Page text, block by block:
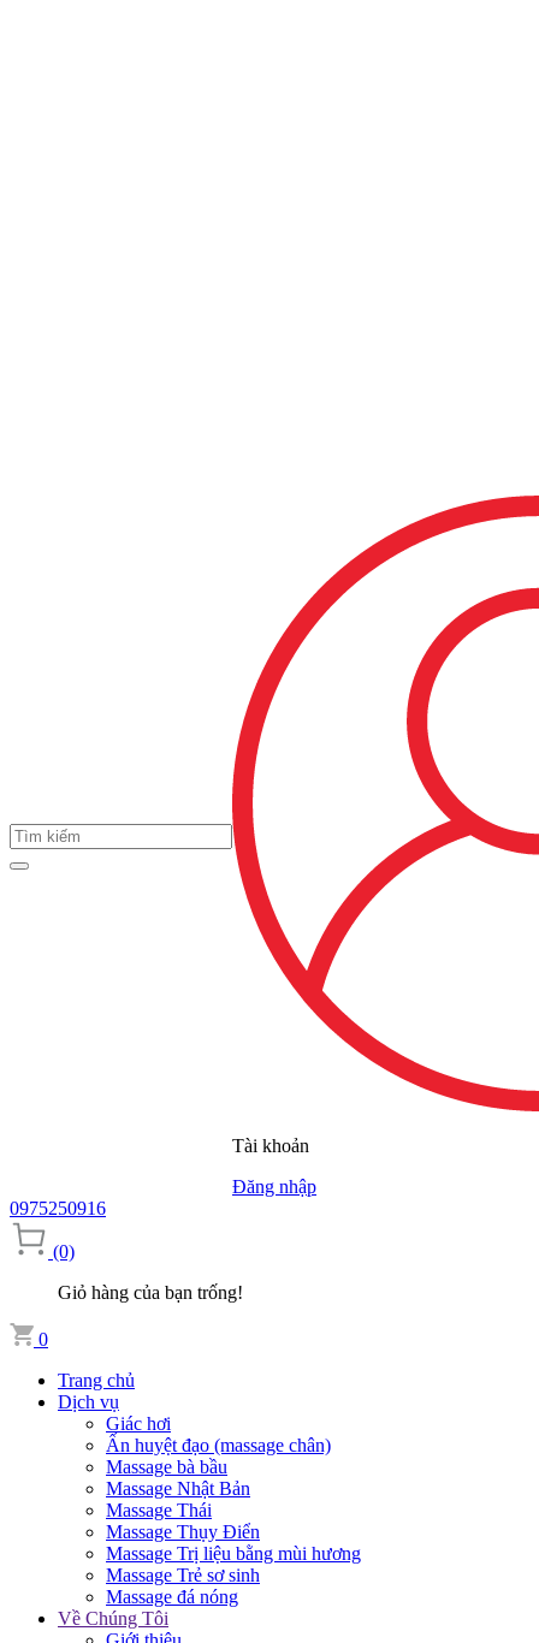
Tài khoản
Đăng nhập
0975250916
(0)
Giỏ hàng của bạn trống!
0
Trang chủ
Dịch vụ
Giác hơi
Ấn huyệt đạo (massage chân)
Massage bà bầu
Massage Nhật Bản
Massage Thái
Massage Thụy Điển
Massage Trị liệu bằng mùi hương
Massage Trẻ sơ sinh
Massage đá nóng
Về Chúng Tôi